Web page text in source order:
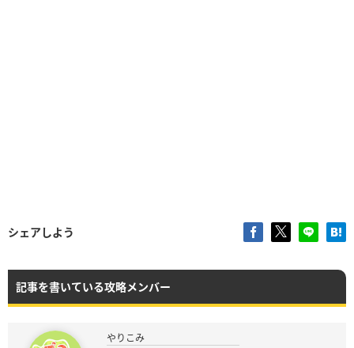
シェアしよう
記事を書いている攻略メンバー
やりこみ